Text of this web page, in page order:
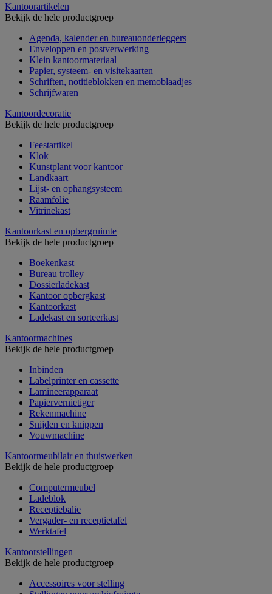
Kantoorartikelen
Bekijk de hele productgroep
Agenda, kalender en bureauonderleggers
Enveloppen en postverwerking
Klein kantoormateriaal
Papier, systeem- en visitekaarten
Schriften, notitieblokken en memoblaadjes
Schrijfwaren
Kantoordecoratie
Bekijk de hele productgroep
Feestartikel
Klok
Kunstplant voor kantoor
Landkaart
Lijst- en ophangsysteem
Raamfolie
Vitrinekast
Kantoorkast en opbergruimte
Bekijk de hele productgroep
Boekenkast
Bureau trolley
Dossierladekast
Kantoor opbergkast
Kantoorkast
Ladekast en sorteerkast
Kantoormachines
Bekijk de hele productgroep
Inbinden
Labelprinter en cassette
Lamineerapparaat
Papiervernietiger
Rekenmachine
Snijden en knippen
Vouwmachine
Kantoormeubilair en thuiswerken
Bekijk de hele productgroep
Computermeubel
Ladeblok
Receptiebalie
Vergader- en receptietafel
Werktafel
Kantoorstellingen
Bekijk de hele productgroep
Accessoires voor stelling